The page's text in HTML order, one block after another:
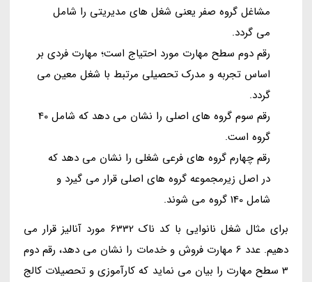
مشاغل گروه صفر یعنی شغل های مدیریتی را شامل
می گردد.
رقم دوم سطح مهارت مورد احتیاج است؛ مهارت فردی بر
اساس تجربه و مدرک تحصیلی مرتبط با شغل معین می
گردد.
رقم سوم گروه های اصلی را نشان می دهد که شامل 40
گروه است.
رقم چهارم گروه های فرعی شغلی را نشان می دهد که
در اصل زیرمجموعه گروه های اصلی قرار می گیرد و
شامل 140 گروه می شوند.
برای مثال شغل نانوایی با کد ناک 6332 مورد آنالیز قرار می
دهیم. عدد 6 مهارت فروش و خدمات را نشان می دهد، رقم دوم
3 سطح مهارت را بیان می نماید که کارآموزی و تحصیلات کالج